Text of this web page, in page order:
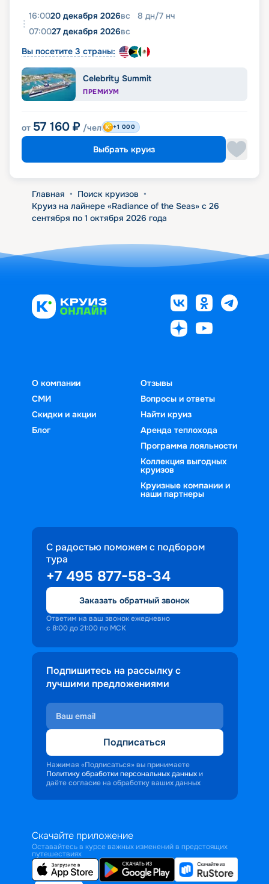
16:0020 декабря 2026вс 8 дн/7 нч
07:0027 декабря 2026вс
Вы посетите 3 страны:
Celebrity Summit
ПРЕМИУМ
от 57 160 ₽ /чел +1 000
Выбрать круиз
Главная • Поиск круизов •
Круиз на лайнере «Radiance of the Seas» с 26
сентября по 1 октября 2026 года
О компании
СМИ
Скидки и акции
Блог
Отзывы
Вопросы и ответы
Найти круиз
Аренда теплохода
Программа лояльности
Коллекция выгодных
круизов
Круизные компании и
наши партнеры
С радостью поможем с подбором
тура
+7 495 877-58-34
Заказать обратный звонок
Ответим на ваш звонок ежедневно
с 8:00 до 21:00 по МСК
Подпишитесь на рассылку с
лучшими предложениями
Подписаться
Нажимая «Подписаться» вы принимаете
Политику обработки персональных данных и
даёте согласие на обработку ваших данных
Скачайте приложение
Оставайтесь в курсе важных изменений в предстоящих
путешествиях